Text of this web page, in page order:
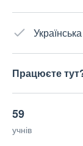
Працюєте
59
учнів